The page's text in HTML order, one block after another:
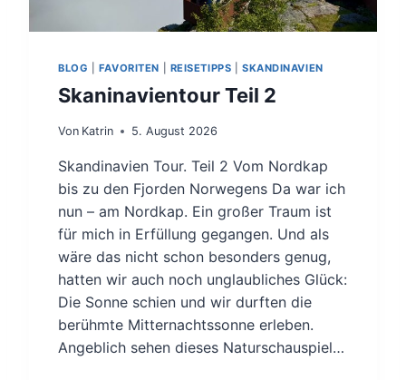
BLOG FAVORITEN REISETIPPS SKANDINAVIEN
Skaninavientour Teil 2
Von Katrin 5. August 2026
Skandinavien Tour. Teil 2 Vom Nordkap
bis zu den Fjorden Norwegens Da war ich
nun – am Nordkap. Ein großer Traum ist
für mich in Erfüllung gegangen. Und als
wäre das nicht schon besonders genug,
hatten wir auch noch unglaubliches Glück:
Die Sonne schien und wir durften die
berühmte Mitternachtssonne erleben.
Angeblich sehen dieses Naturschauspiel…